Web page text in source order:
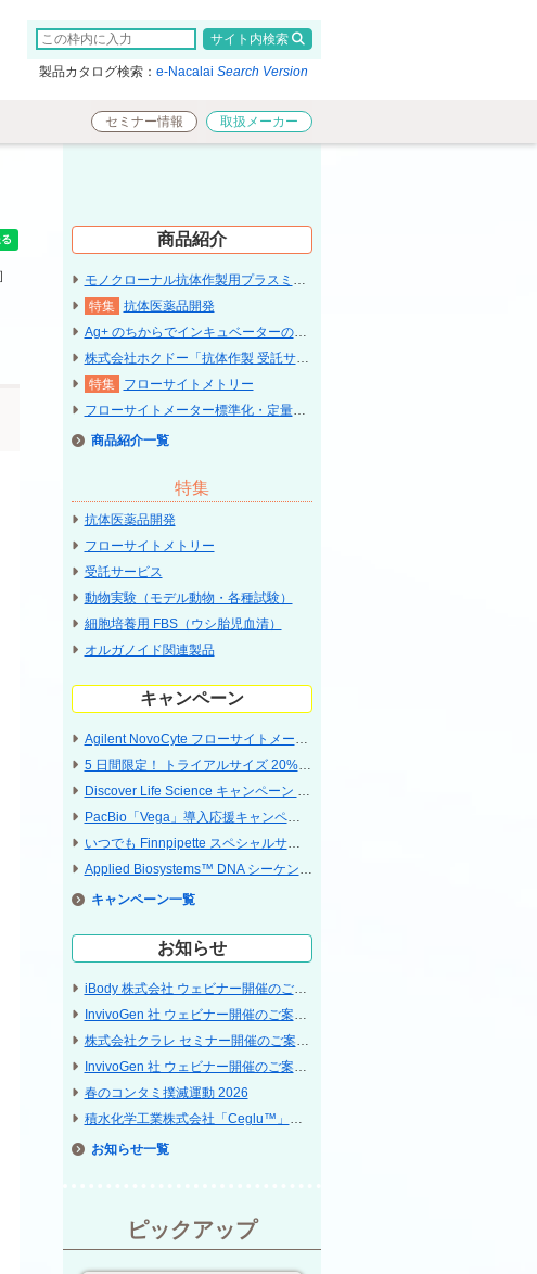
検索
製品カタログ検索： e-Nacalai Search Version
セミナー情報 取扱メーカー
商品紹介
モノクローナル抗体作製用プラスミド「pFUSE / pTRIOZ」〔InvivoGen〕
抗体医薬品開発
Ag+ のちからでインキュベーターのコンタミネーション予防「Cleag+ard」
株式会社ホクドー「抗体作製 受託サービス」
フローサイトメトリー
フローサイトメーター標準化・定量ツール「Quantum™ MESF / Simply Cellular
商品紹介
特集
抗体医薬品開発
フローサイトメトリー
受託サービス
動物実験（モデル動物・各種試験）
細胞培養用 FBS（ウシ胎児血清）
オルガノイド関連製品
キャンペーン
Agilent NovoCyte フローサイトメータ 特別プライスキャンペーン
5 ⽇間限定！ トライアルサイズ 20% OFF キャンペーン〔CST〕
Discover Life Science キャンペーン 2026 Jul - Sep 神経科学研究関連特集
PacBio「Vega」導入応援キャンペーン
いつでも Finnpipette スペシャルサポート 2026
Applied Biosystems™ DNA シーケンサ スペクトラルキャリブレーション／点検サービス キャンペーン
キャンペーン
お知らせ
iBody 株式会社 ウェビナー開催のご案内
InvivoGen 社 ウェビナー開催のご案内「Discover our cell lines and their applications」
株式会社クラレ セミナー開催のご案内 ─ インターフェックス Week 東京 / 再生医療 EXPO 東京
InvivoGen 社 ウェビナー開催のご案内「Powering Cytokine Research」
春のコンタミ撲滅運動 2026
積水化学工業株式会社「Ceglu™」等に関する共催セミナー開催のご案内 ─ 第 25 回 日本再生医療学会総会
お知らせ
ピックアップ